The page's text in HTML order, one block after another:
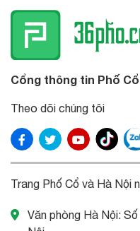
Cổng thông tin Phố Cổ
Theo dõi chúng tôi
Trang Phố Cổ và Hà Nội
Văn phòng Hà Nội: